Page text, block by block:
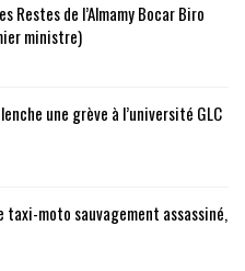
Restes de l’Almamy Bocar Biro
ministre)
une grève à l’université GLC
taxi-moto sauvagement assassiné,